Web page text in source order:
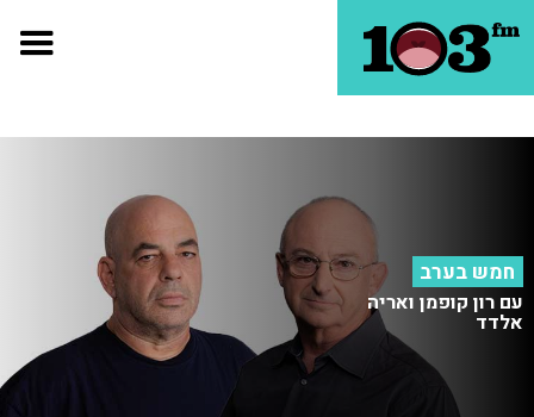
חמש בערב
עם רון קופמן ואריה
אלדד